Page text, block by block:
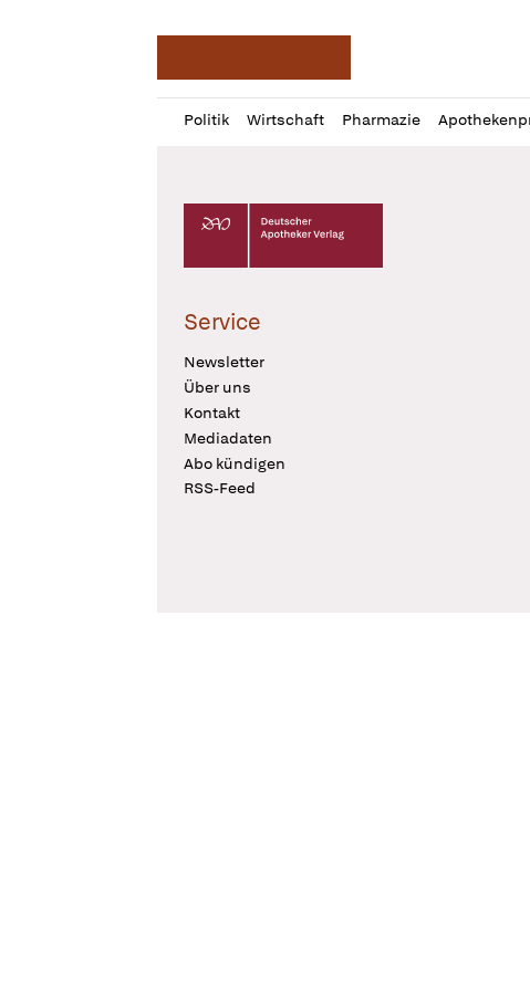
Politik Wirtschaft Pharmazie
Profil
öffnen
Daz
Pur
Deutscher Apotheker Verlag Logo
Service
Newsletter
Über uns
Kontakt
Mediadaten
Abo kündigen
RSS-Feed